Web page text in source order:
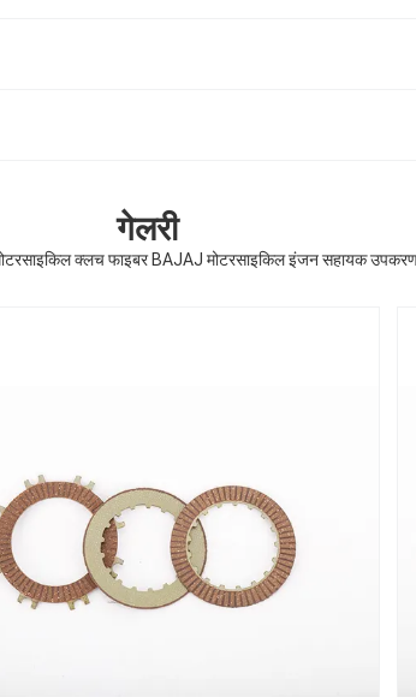
गेलरी
मोटरसाइकिल क्लच फाइबर BAJAJ मोटरसाइकिल इंजन सहायक